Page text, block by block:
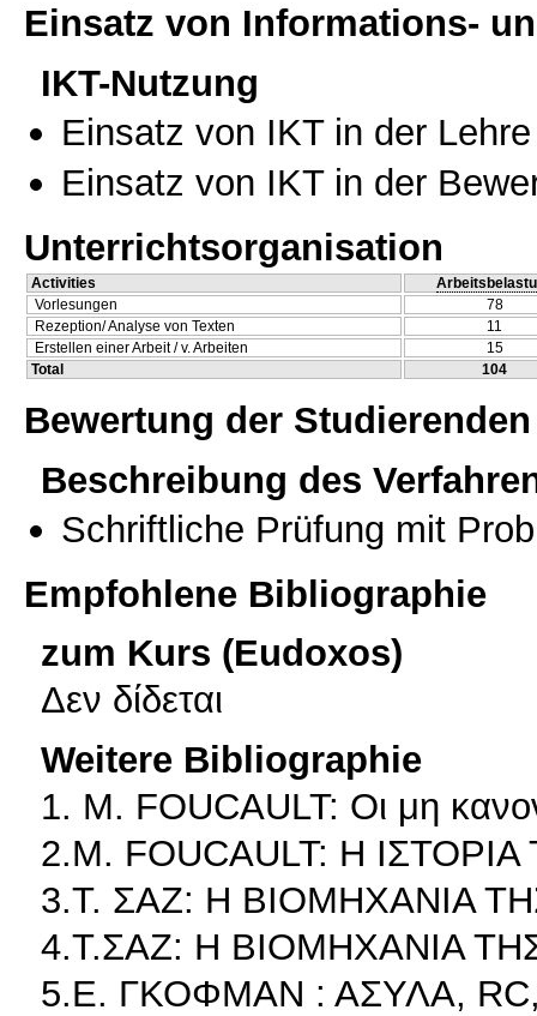
Einsatz von Informations-
IKT-Nutzung
Einsatz von IKT in der Lehre
Einsatz von IKT in der
Unterrichtsorganisation
Activities
Vorlesungen
78
Rezeption/ Analyse von Texten
11
Erstellen einer Arbeit / v. Arbeiten
15
Total
104
Bewertung der Studierenden
Beschreibung des
Schriftliche Prüfung mit
Empfohlene Bibliographie
zum Kurs (Eudoxos)
Δεν δίδεται
Weitere Bibliographie
1. M. FOUCAULT: Οι μη
2.M. FOUCAULT: Η
3.Τ. ΣΑΖ: Η ΒΙΟΜΗΧΑΝΙΑ
4.Τ.ΣΑΖ: Η ΒΙΟΜΗΧΑΝΙΑ
5.Ε. ΓΚΟΦΜΑΝ : ΑΣΥΛΑ,